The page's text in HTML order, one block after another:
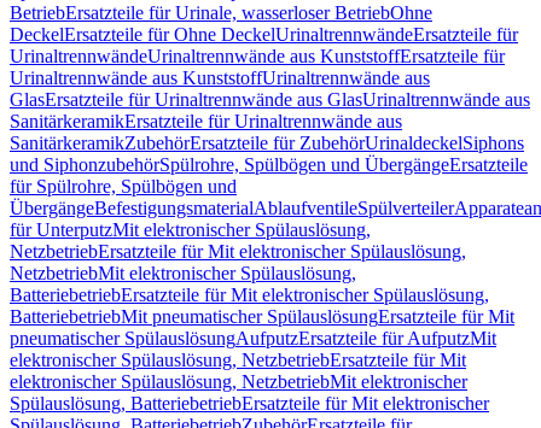
BetriebErsatzteile für Urinale, wasserloser BetriebOhne
DeckelErsatzteile für Ohne DeckelUrinaltrennwändeErsatzteile für
UrinaltrennwändeUrinaltrennwände aus KunststoffErsatzteile für
Urinaltrennwände aus KunststoffUrinaltrennwände aus
GlasErsatzteile für Urinaltrennwände aus GlasUrinaltrennwände aus
SanitärkeramikErsatzteile für Urinaltrennwände aus
SanitärkeramikZubehörErsatzteile für ZubehörUrinaldeckelSiphons
und SiphonzubehörSpülrohre, Spülbögen und ÜbergängeErsatzteile
für Spülrohre, Spülbögen und
ÜbergängeBefestigungsmaterialAblaufventileSpülverteiler
für UnterputzMit elektronischer Spülauslösung,
NetzbetriebErsatzteile für Mit elektronischer Spülauslösung,
NetzbetriebMit elektronischer Spülauslösung,
BatteriebetriebErsatzteile für Mit elektronischer Spülauslösung,
BatteriebetriebMit pneumatischer SpülauslösungErsatzteile für Mit
pneumatischer SpülauslösungAufputzErsatzteile für AufputzMit
elektronischer Spülauslösung, NetzbetriebErsatzteile für Mit
elektronischer Spülauslösung, NetzbetriebMit elektronischer
Spülauslösung, BatteriebetriebErsatzteile für Mit elektronischer